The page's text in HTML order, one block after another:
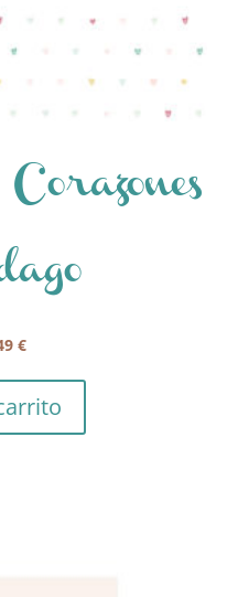
€El
actual
es: